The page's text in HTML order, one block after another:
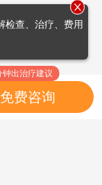
钟出治疗建议
免费咨询
检查、治疗、费用